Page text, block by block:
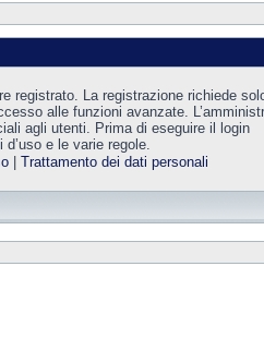
registrato. La registrazione richiede
alle funzioni avanzate.
agli utenti. Prima di eseguire il login
e le varie regole.
| Trattamento dei dati personali